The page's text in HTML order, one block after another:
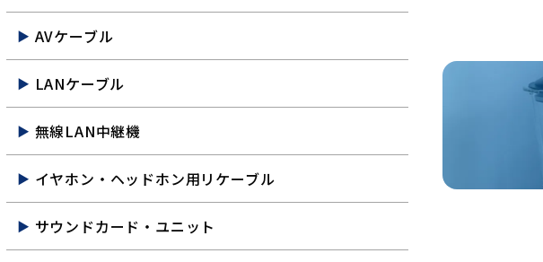
AVケーブル
LANケーブル
無線LAN中継機
イヤホン・ヘッドホン用リケーブル
サウンドカード・ユニット